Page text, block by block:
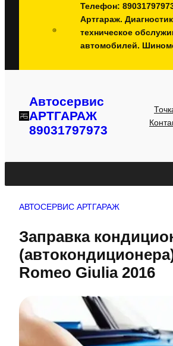
Телефон:
Артгараж.
техническое
автомобилей.
Автосервис
АРТГАРАЖ
89031797973
АВТОСЕРВИС АРТГАРАЖ
Заправка
Romeo Giulia 2016